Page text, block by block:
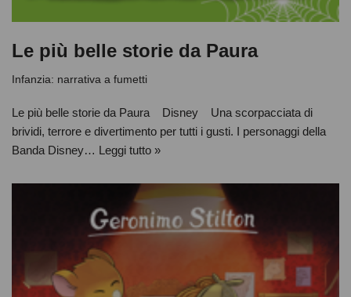
Le più belle storie da Paura
Infanzia: narrativa a fumetti
Le più belle storie da Paura Disney Una scorpacciata di
brividi, terrore e divertimento per tutti i gusti. I personaggi della
Banda Disney… Leggi tutto »